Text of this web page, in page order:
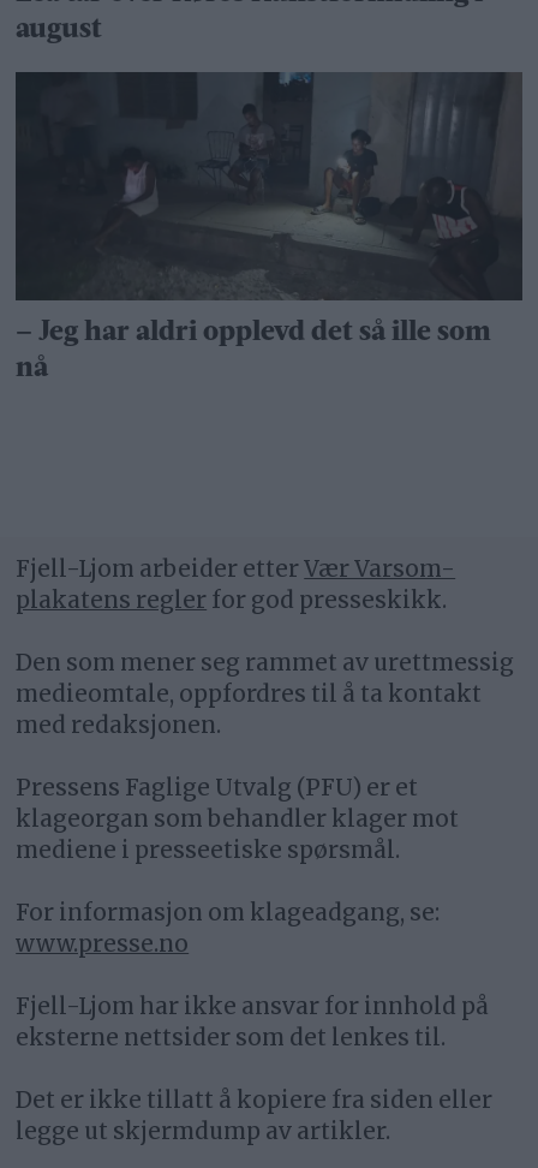
august
– Jeg har aldri opplevd det så ille som
nå
Fjell-Ljom arbeider etterVær Varsom-
plakatens regler for god presseskikk.
Den som mener seg rammet av urettmessig
medieomtale, oppfordres til å ta kontakt
med redaksjonen.
Pressens Faglige Utvalg (PFU) er et
klageorgan som behandler klager mot
mediene i presseetiske spørsmål.
For informasjon om klageadgang, se:
www.presse.no
Fjell-Ljom har ikke ansvar for innhold på
eksterne nettsider som det lenkes til.
Det er ikke tillatt å kopiere fra siden eller
legge ut skjermdump av artikler.